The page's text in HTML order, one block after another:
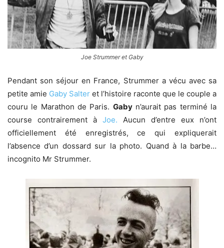
Joe Strummer et Gaby
Pendant son séjour en France, Strummer a vécu avec sa
petite amie Gaby Salter et l’histoire raconte que le couple a
couru le Marathon de Paris. Gabyn’aurait pas terminé la
course contrairement à Joe. Aucun d’entre eux n’ont
officiellement été enregistrés, ce qui expliquerait
l’absence d’un dossard sur la photo. Quand à la barbe…
incognito Mr Strummer.